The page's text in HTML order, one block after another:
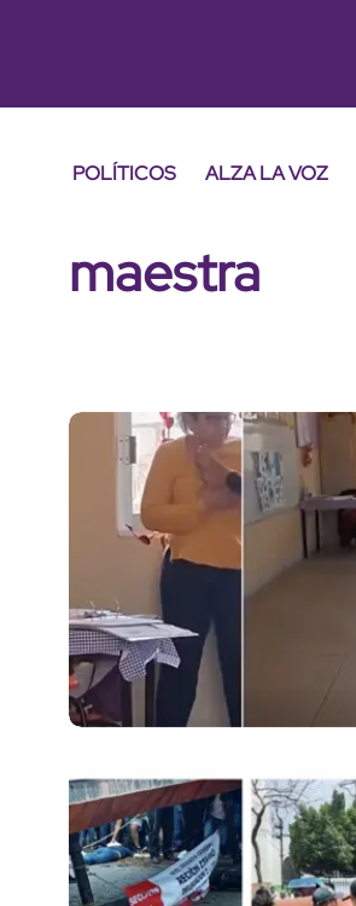
POLÍTICOS ALZA LA VOZ
maestra